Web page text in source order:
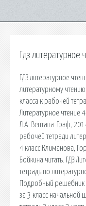
Гдз литературное
ГДЗ литературное
литературному
класса к рабочей
Литературное чтение
Л.А. Вентана-Граф,
рабочей тетради
4 класс Климанова,
Бойкина читать. ГДЗ
тетрадь по
Подробный решебник
за 3 класс начальной